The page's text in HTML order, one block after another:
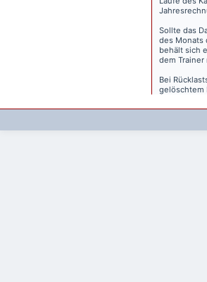
Sollte das
des Monats
behält sich
dem
Bei
gelöschtem